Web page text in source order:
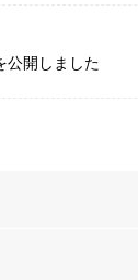
公開しました